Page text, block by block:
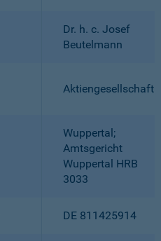
Dr. h. c. Josef
Beutelmann
Aktiengesellschaft
Wuppertal;
Amtsgericht
Wuppertal HRB
3033
DE 811425914